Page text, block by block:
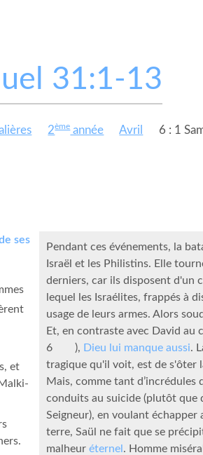
31:1-13
2èmeannée Avril 6 : 1
ses
et
Pendant ces événements, la
Israël et les Philistins. Elle
derniers, car ils disposent d'un
lequel les Israélites, frappés à
usage de leurs armes. Alors
Et, en contraste avec David au
6
), Dieu lui manque aussi.
tragique qu'il voit, est de s'ôter
Mais, comme tant d’incrédules
conduits au suicide (plutôt que
Seigneur), en voulant échapper
terre, Saül ne fait que se
malheur éternel . Homme